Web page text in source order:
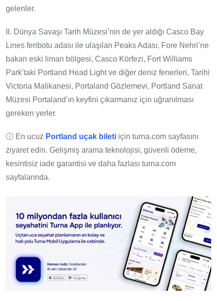
gelenler.
II. Dünya Savaşı Tarih Müzesi’nin de yer aldığı Casco Bay
Lines feribotu adası ile ulaşılan Peaks Adası, Fore Nehri’ne
bakan eski liman bölgesi, Casco Körfezi, Fort Williams
Park’taki Portland Head Light ve diğer deniz fenerleri, Tarihi
Victoria Malikanesi, Portaland Gözlemevi, Portland Sanat
Müzesi Portaland’ın keyfini çıkarmanız için uğranılması
gereken yerler.
ⓘ En ucuz Portland uçak bileti için turna.com sayfasını
ziyaret edin. Gelişmiş arama teknolojisi, güvenli ödeme,
kesintisiz iade garantisi ve daha fazlası turna.com
sayfalarında.